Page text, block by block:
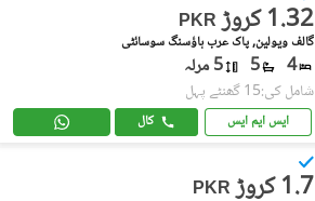
PKR 1.32 کروڑ
گالف ویولین, پاک عرب ہاؤسنگ سوسائٹی
4
5 5 مرلہ
شامل کی:15 گھنٹے پہل
ایس ایم ایس کال
PKR 1.7 کروڑ